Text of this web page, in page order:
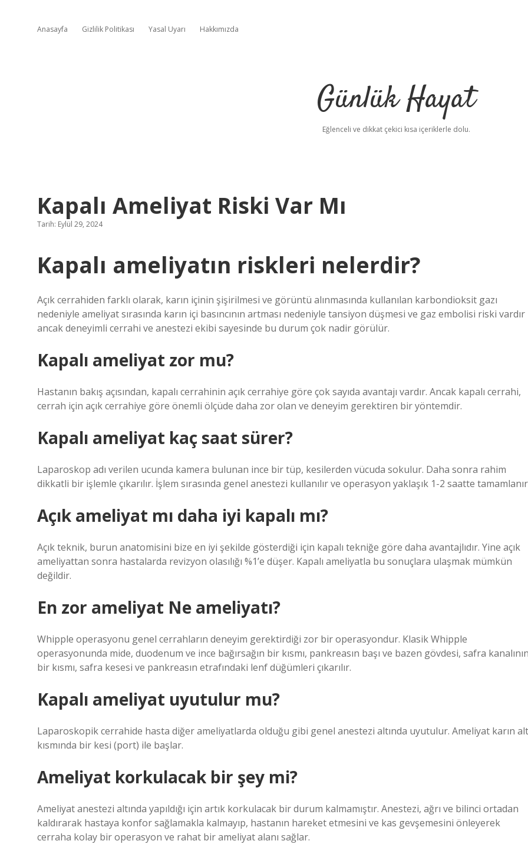
Anasayfa Gizlilik Politikası Yasal Uyarı Hakkımızda
Günlük Hayat
Eğlenceli ve dikkat çekici kısa içeriklerle dolu.
Kapalı Ameliyat Riski Var Mı
Tarih: Eylül 29, 2024
Kapalı ameliyatın riskleri nelerdir?
Açık cerrahiden farklı olarak, karın içinin şişirilmesi ve görüntü alınmasında kullanılan karbondioksit gazı
nedeniyle ameliyat sırasında karın içi basıncının artması nedeniyle tansiyon düşmesi ve gaz embolisi riski vardır
ancak deneyimli cerrahi ve anestezi ekibi sayesinde bu durum çok nadir görülür.
Kapalı ameliyat zor mu?
Hastanın bakış açısından, kapalı cerrahinin açık cerrahiye göre çok sayıda avantajı vardır. Ancak kapalı cerrahi,
cerrah için açık cerrahiye göre önemli ölçüde daha zor olan ve deneyim gerektiren bir yöntemdir.
Kapalı ameliyat kaç saat sürer?
Laparoskop adı verilen ucunda kamera bulunan ince bir tüp, kesilerden vücuda sokulur. Daha sonra rahim
dikkatli bir işlemle çıkarılır. İşlem sırasında genel anestezi kullanılır ve operasyon yaklaşık 1-2 saatte
Açık ameliyat mı daha iyi kapalı mı?
Açık teknik, burun anatomisini bize en iyi şekilde gösterdiği için kapalı tekniğe göre daha avantajlıdır. Yine açık
ameliyattan sonra hastalarda revizyon olasılığı %1’e düşer. Kapalı ameliyatla bu sonuçlara ulaşmak mümkün
değildir.
En zor ameliyat Ne ameliyatı?
Whipple operasyonu genel cerrahların deneyim gerektirdiği zor bir operasyondur. Klasik Whipple
operasyonunda mide, duodenum ve ince bağırsağın bir kısmı, pankreasın başı ve bazen gövdesi, safra kanalının
bir kısmı, safra kesesi ve pankreasın etrafındaki lenf düğümleri çıkarılır.
Kapalı ameliyat uyutulur mu?
Laparoskopik cerrahide hasta diğer ameliyatlarda olduğu gibi genel anestezi altında uyutulur. Ameliyat karın alt
kısmında bir kesi (port) ile başlar.
Ameliyat korkulacak bir şey mi?
Ameliyat anestezi altında yapıldığı için artık korkulacak bir durum kalmamıştır. Anestezi, ağrı ve bilinci ortadan
kaldırarak hastaya konfor sağlamakla kalmayıp, hastanın hareket etmesini ve kas gevşemesini önleyerek
cerraha kolay bir operasyon ve rahat bir ameliyat alanı sağlar.